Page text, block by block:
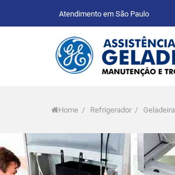
Atendimento em São Paulo
Home / Refrigerador / Geladeira